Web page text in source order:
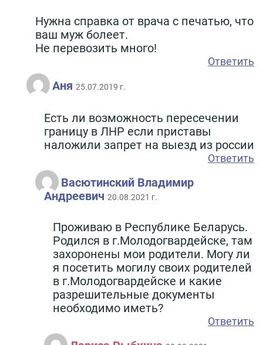
Нужна справка от врача с печатью, что
ваш муж болеет.
Не перевозить много!
Ответить
Аня 25.07.2019 г.
Есть ли возможность пересечении
границу в ЛНР если приставы
наложили запрет на выезд из россии
Ответить
Васютинский Владимир
Андреевич 20.08.2021 г.
Проживаю в Республике Беларусь.
Родился в г.Молодогвардейске, там
захоронены мои родители. Могу ли
я посетить могилу своих родителей
в г.Молодогвардейске и какие
разрешительные документы
необходимо иметь?
Ответить